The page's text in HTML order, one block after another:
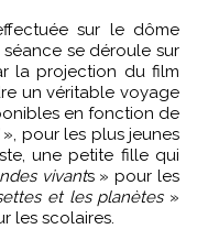
se déroule sur
la projection du film
un véritable voyage
en fonction de
pour les plus jeunes
une petite fille qui
vivants » pour les
et les planètes»
les scolaires.